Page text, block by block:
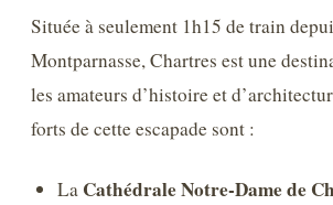
Située à seulement 1h15 de train
Montparnasse, Chartres est une
les amateurs d’histoire et
forts de cette escapade sont :
La Cathédrale Notre-Dame de